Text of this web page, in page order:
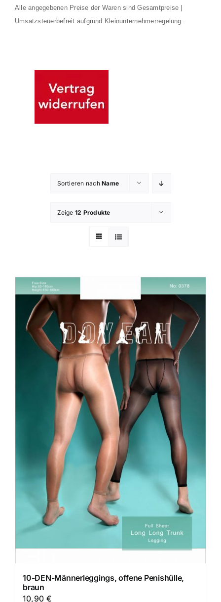
Alle angegebenen Preise der Waren sind Gesamtpreise |
Umsatzsteuerbefreit aufgrund Kleinunternehmerregelung.
Sortieren nachName
Zeige 12 Produkte
10-DEN-Männerleggings, offene Penishülle,
braun
10,90€